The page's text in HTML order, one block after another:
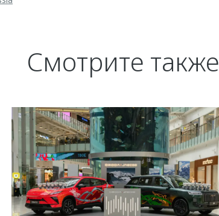
Смотрите также